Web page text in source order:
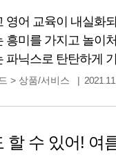
영어 교육이 내실화
흥미를 가지고 놀이
파닉스로 탄탄하게
초를 바탕으로 학교
연스럽게 엄마표 홈
비하는 건 한계가 있
> 상품/서비스
할 수 있어! 여